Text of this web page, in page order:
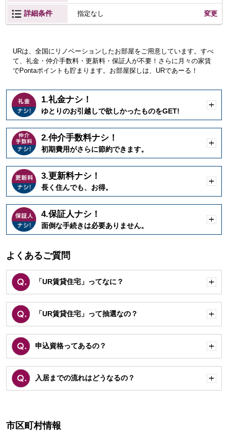
詳細条件 指定なし 変更
URは、全国にリノベーションしたお部屋をご用意しています。すべ
て、礼金・仲介手数料・更新料・保証人が不要！さらに月々の家賃
でPontaポイントも貯まります。お部屋探しは、URであーる！
1.礼金ナシ！
ゆとりのお引越しで欲しかったものをGET!
く
2.仲介手数料ナシ！
初期費用がさらに節約できます。
く
3.更新料ナシ！
長く住んでも、お得。
く
4.保証人ナシ！
面倒な手続きは必要ありません。
く
よくあるご質問
「UR賃貸住宅」ってなに？
く
「UR賃貸住宅」って抽選なの？
く
申込資格ってあるの？
く
入居までの流れはどうなるの？
く
市区町村情報